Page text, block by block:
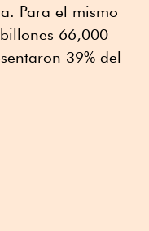
Para el mismo
66,000
39% del